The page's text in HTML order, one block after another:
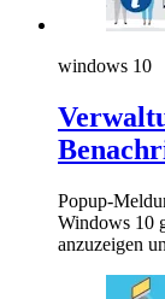
windows 10
Popup-
Windows 10
anzuzeigen